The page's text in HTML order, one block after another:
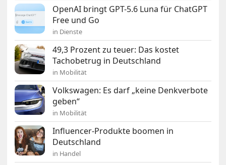
OpenAI bringt GPT-5.6 Luna für ChatGPT
Free und Go
in Dienste
49,3 Prozent zu teuer: Das kostet
Tachobetrug in Deutschland
in Mobilität
Volkswagen: Es darf „keine Denkverbote
geben“
in Mobilität
Influencer-Produkte boomen in
Deutschland
in Handel